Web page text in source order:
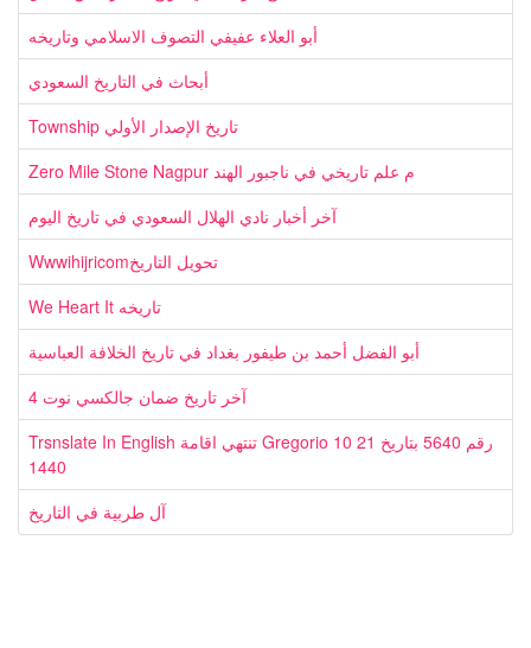
أبو العلاء عفيفي التصوف الاسلامي وتاريخه
أبحاث في التاريخ السعودي
Township تاريخ الإصدار الأولي
Zero Mile Stone Nagpur م علم تاريخي في ناجبور الهند
آخر أخبار نادي الهلال السعودي في تاريخ اليوم
Wwwihijricomتحويل التاريخ
We Heart It تاريخه
أبو الفضل أحمد بن طيفور بغداد في تاريخ الخلافة العباسية
آخر تاريخ ضمان جالكسي نوت 4
Trsnslate In English تنتهي اقامة Gregorio رقم 5640 بتاريخ 21 10
1440
آل طربية في التاريخ